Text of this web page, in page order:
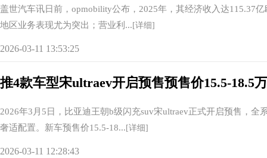
盖世汽车讯日前，opmobility公布，2025年，其经济收入达115.37
地区业务表现尤为突出；营业利... [详细]
2026-03-11 13:53:25
推4款车型宋ultraev开启预售预售价15.5-18.5
2026年3月5日，比亚迪王朝b级闪充suv宋ultraev正式开启预售，
奢适配置。新车预售价15.5-18... [详细]
2026-03-11 12:28:43